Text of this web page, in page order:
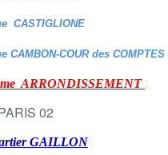
CASTIGLIONE
CAMBON-COUR des COMPTES
ARRONDISSEMENT :
GAILLON